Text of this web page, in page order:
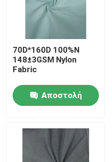
Προϊόντα
70D*160D 100%N
148±3GSM Nylon
Fabric
Αποστολή